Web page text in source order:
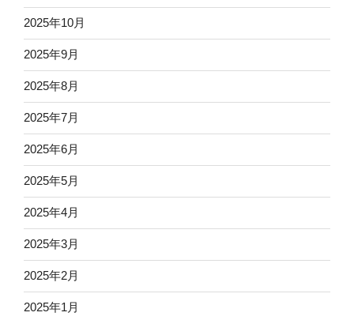
2025年10月
2025年9月
2025年8月
2025年7月
2025年6月
2025年5月
2025年4月
2025年3月
2025年2月
2025年1月